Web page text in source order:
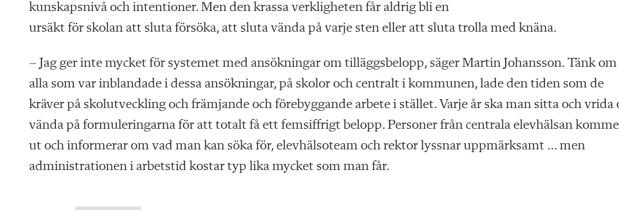
kunskapsnivå och intentioner. Men den krassa verkligheten får aldrig bli en
ursäkt för skolan att sluta försöka, att sluta vända på varje sten eller att sluta trolla med knäna.
– Jag ger inte mycket för systemet med ansökningar om tilläggsbelopp, säger Martin Johansson. Tänk om
alla som var inblandade i dessa ansökningar, på skolor och centralt i kommunen, lade den tiden som de
kräver på skolutveckling och främjande och förebyggande arbete i stället. Varje år ska man sitta och vrida
vända på formuleringarna för att totalt få ett femsiffrigt belopp. Personer från centrala elevhälsan
ut och informerar om vad man kan söka för, elevhälsoteam och rektor lyssnar uppmärksamt … men
administrationen i arbetstid kostar typ lika mycket som man får.